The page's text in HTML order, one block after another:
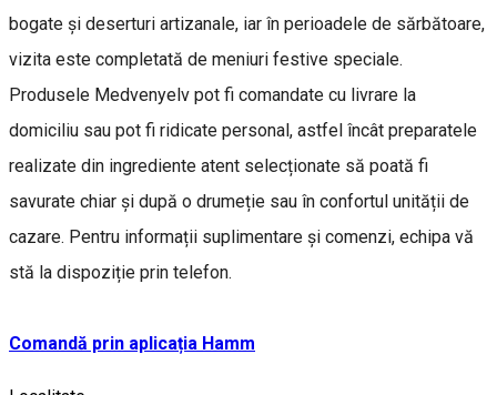
bogate și deserturi artizanale, iar în perioadele de sărbătoare,
vizita este completată de meniuri festive speciale.
Produsele Medvenyelv pot fi comandate cu livrare la
domiciliu sau pot fi ridicate personal, astfel încât preparatele
realizate din ingrediente atent selecționate să poată fi
savurate chiar și după o drumeție sau în confortul unității de
cazare. Pentru informații suplimentare și comenzi, echipa vă
stă la dispoziție prin telefon.
Comandă prin aplicația Hamm